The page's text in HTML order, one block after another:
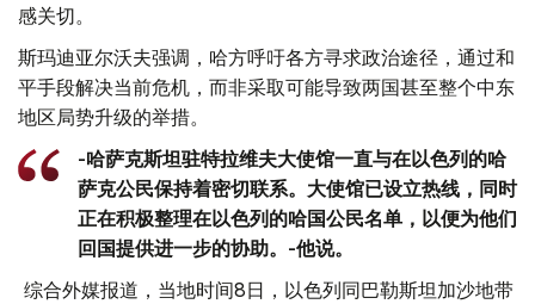
感关切。
斯玛迪亚尔沃夫强调，哈方呼吁各方寻求政治途径，通过和
平手段解决当前危机，而非采取可能导致两国甚至整个中东
地区局势升级的举措。
-哈萨克斯坦驻特拉维夫大使馆一直与在以色列的哈
萨克公民保持着密切联系。大使馆已设立热线，同时
正在积极整理在以色列的哈国公民名单，以便为他们
回国提供进一步的协助。-他说。
综合外媒报道，当地时间8日，以色列同巴勒斯坦加沙地带